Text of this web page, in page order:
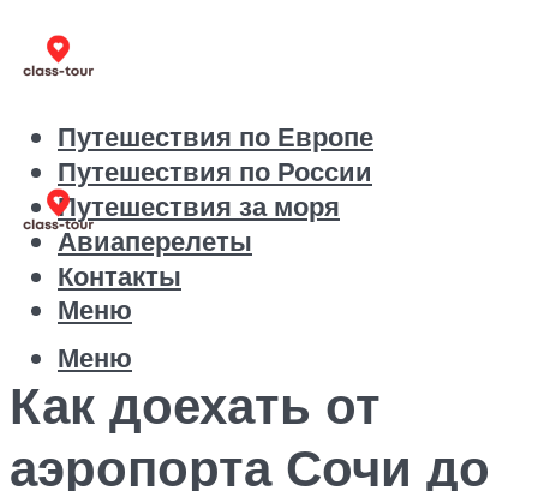
Путешествия по Европе
Путешествия по России
Путешествия за моря
Авиаперелеты
Контакты
Меню
Меню
Как доехать от
аэропорта Сочи до